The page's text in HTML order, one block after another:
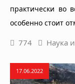
практически во
особенно стоит
774 Наука
17.06.2022